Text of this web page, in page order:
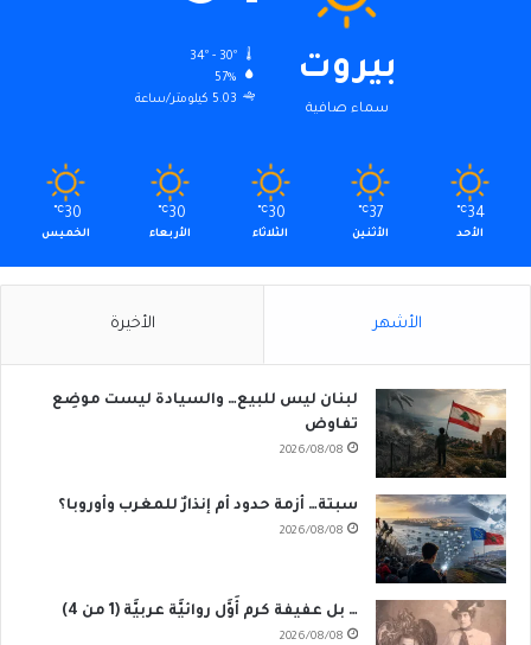
بيروت
سماء صافية
34º - 30º
57%
5.03 كيلومتر/ساعة
34
℃
الأحد
37
℃
الأثنين
30
℃
الثلاثاء
30
℃
الأربعاء
30
℃
الخميس
الأشهر الأخيرة
لبنان ليس للبيع… والسيادة ليست موضِع
تفاوض
2026/08/08
سبتة… أزمة حدود أم إنذارٌ للمغرب وأوروبا؟
2026/08/08
… بل عفيفة كرم أَوَّل روائيَّة عربيَّة (1 من 4)
2026/08/08